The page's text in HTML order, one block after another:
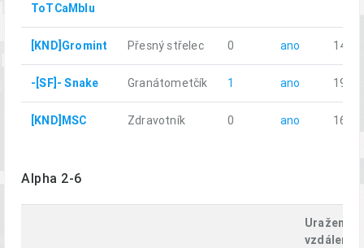
ToTCaMblu
[KND]Gromint Přesný střelec 0 ano 14.71
-[SF]- Snake Granátometčík 1 ano 19.55
[KND]MSC Zdravotník 0 ano 16.41
Alpha 2-6
Uražená